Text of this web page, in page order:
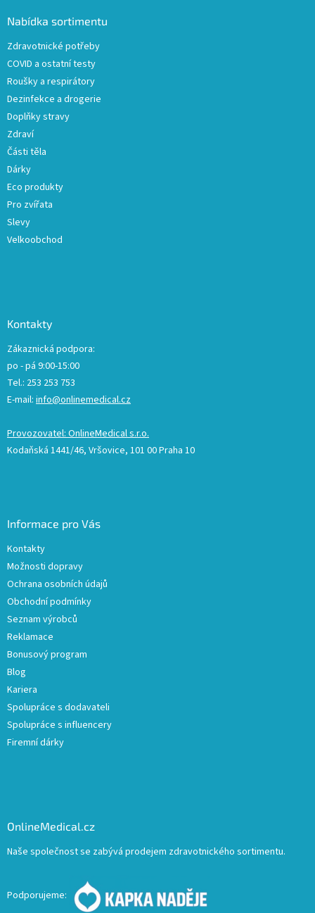
Nabídka sortimentu
Zdravotnické potřeby
COVID a ostatní testy
Roušky a respirátory
Dezinfekce a drogerie
Doplňky stravy
Zdraví
Části těla
Dárky
Eco produkty
Pro zvířata
Slevy
Velkoobchod
Kontakty
Zákaznická podpora:
po - pá 9:00-15:00
Tel.: 253 253 753
E-mail: info@onlinemedical.cz
Provozovatel: OnlineMedical s.r.o.
Kodaňská 1441/46, Vršovice, 101 00 Praha 10
Informace pro Vás
Kontakty
Možnosti dopravy
Ochrana osobních údajů
Obchodní podmínky
Seznam výrobců
Reklamace
Bonusový program
Blog
Kariera
Spolupráce s dodavateli
Spolupráce s influencery
Firemní dárky
OnlineMedical.cz
Naše společnost se zabývá prodejem zdravotnického sortimentu.
Podporujeme: